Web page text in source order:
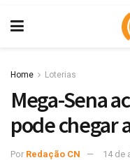
Home Loterias
Mega-Sena
pode chegar
Por Redação CN 14 de